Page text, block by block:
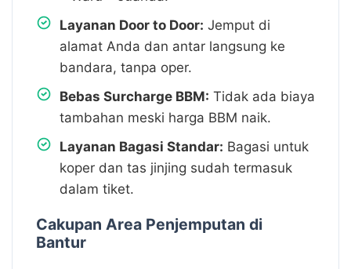
Layanan Door to Door: Jemput di
alamat Anda dan antar langsung ke
bandara, tanpa oper.
Bebas Surcharge BBM: Tidak ada biaya
tambahan meski harga BBM naik.
Layanan Bagasi Standar: Bagasi untuk
koper dan tas jinjing sudah termasuk
dalam tiket.
Cakupan Area Penjemputan di
Bantur